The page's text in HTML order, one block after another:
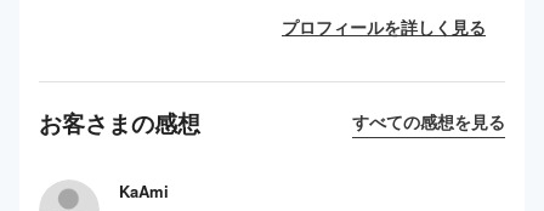
プロフィールを詳しく見る
お客さまの感想 すべての感想を見る
KaAmi